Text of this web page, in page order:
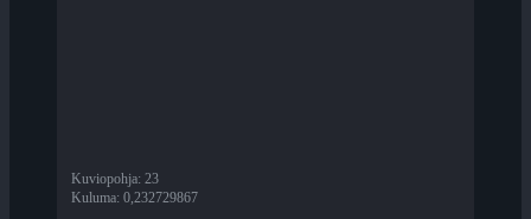
Kuviopohja: 23
Kuluma: 0,232729867